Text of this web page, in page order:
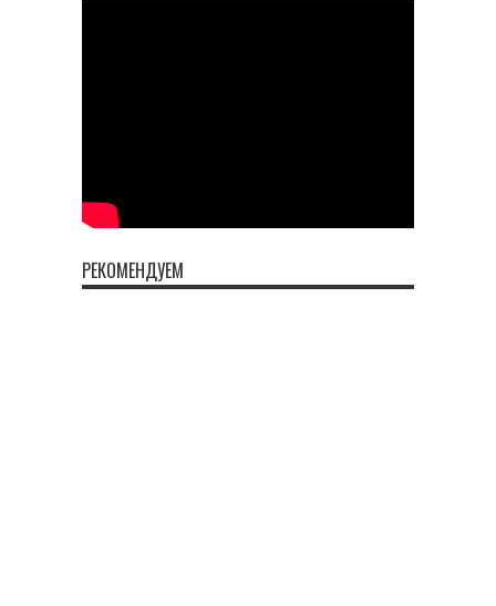
РЕКОМЕНДУЕМ